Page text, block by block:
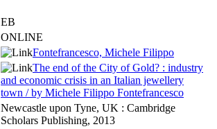
EB
ONLINE
Fontefrancesco, Michele Filippo
The end of the City of Gold? : industry
and economic crisis in an Italian jewellery
town / by Michele Filippo Fontefrancesco
Newcastle upon Tyne, UK : Cambridge
Scholars Publishing, 2013